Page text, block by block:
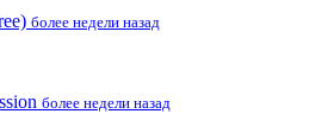
более недели назад
более недели назад